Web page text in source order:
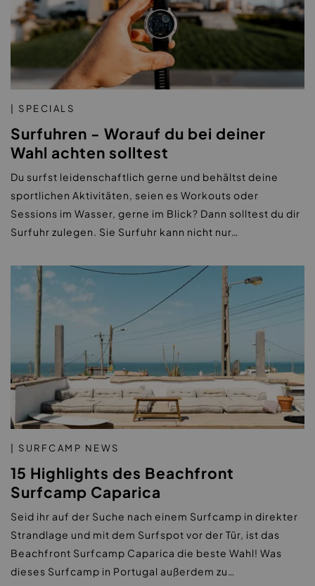
| SPECIALS
Surfuhren - Worauf du bei deiner
Wahl achten solltest
Du surfst leidenschaftlich gerne und behältst deine
sportlichen Aktivitäten, seien es Workouts oder
Sessions im Wasser, gerne im Blick? Dann solltest du dir
Surfuhr zulegen. Sie Surfuhr kann nicht nur…
| SURFCAMP NEWS
15 Highlights des Beachfront
Surfcamp Caparica
Seid ihr auf der Suche nach einem Surfcamp in direkter
Strandlage und mit dem Surfspot vor der Tür, ist das
Beachfront Surfcamp Caparica die beste Wahl! Was
dieses Surfcamp in Portugal außerdem zu…